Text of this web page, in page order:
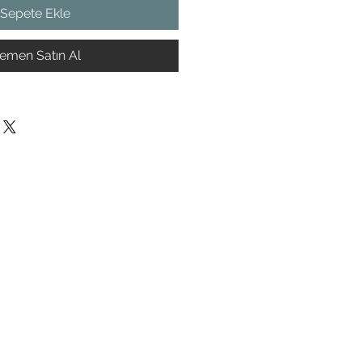
Sepete Ekle
Satın Al